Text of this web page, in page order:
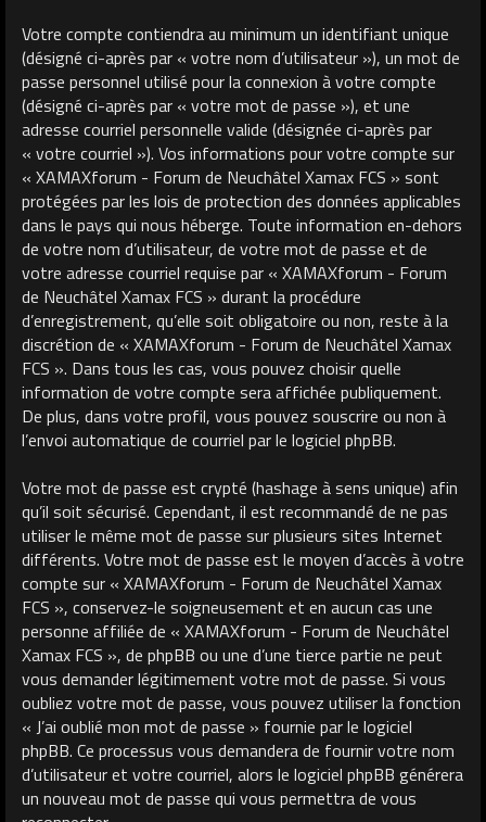
Votre compte contiendra au minimum un identifiant unique
(désigné ci-après par « votre nom d’utilisateur »), un mot de
passe personnel utilisé pour la connexion à votre compte
(désigné ci-après par « votre mot de passe »), et une
adresse courriel personnelle valide (désignée ci-après par
« votre courriel »). Vos informations pour votre compte sur
« XAMAXforum - Forum de Neuchâtel Xamax FCS » sont
protégées par les lois de protection des données applicables
dans le pays qui nous héberge. Toute information en-dehors
de votre nom d’utilisateur, de votre mot de passe et de
votre adresse courriel requise par « XAMAXforum - Forum
de Neuchâtel Xamax FCS » durant la procédure
d’enregistrement, qu’elle soit obligatoire ou non, reste à la
discrétion de « XAMAXforum - Forum de Neuchâtel Xamax
FCS ». Dans tous les cas, vous pouvez choisir quelle
information de votre compte sera affichée publiquement.
De plus, dans votre profil, vous pouvez souscrire ou non à
l’envoi automatique de courriel par le logiciel phpBB.
Votre mot de passe est crypté (hashage à sens unique) afin
qu’il soit sécurisé. Cependant, il est recommandé de ne pas
utiliser le même mot de passe sur plusieurs sites Internet
différents. Votre mot de passe est le moyen d’accès à votre
compte sur « XAMAXforum - Forum de Neuchâtel Xamax
FCS », conservez-le soigneusement et en aucun cas une
personne affiliée de « XAMAXforum - Forum de Neuchâtel
Xamax FCS », de phpBB ou une d’une tierce partie ne peut
vous demander légitimement votre mot de passe. Si vous
oubliez votre mot de passe, vous pouvez utiliser la fonction
« J’ai oublié mon mot de passe » fournie par le logiciel
phpBB. Ce processus vous demandera de fournir votre nom
d’utilisateur et votre courriel, alors le logiciel phpBB générera
un nouveau mot de passe qui vous permettra de vous